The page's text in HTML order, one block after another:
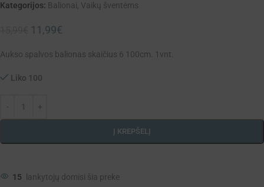
Kategorijos: Balionai, Vaikų šventėms
11,99€
Aukso spalvos balionas skaičius 6 100cm. 1vnt.
Liko 100
Į KREPŠELĮ
15 lankytojų domisi šia preke